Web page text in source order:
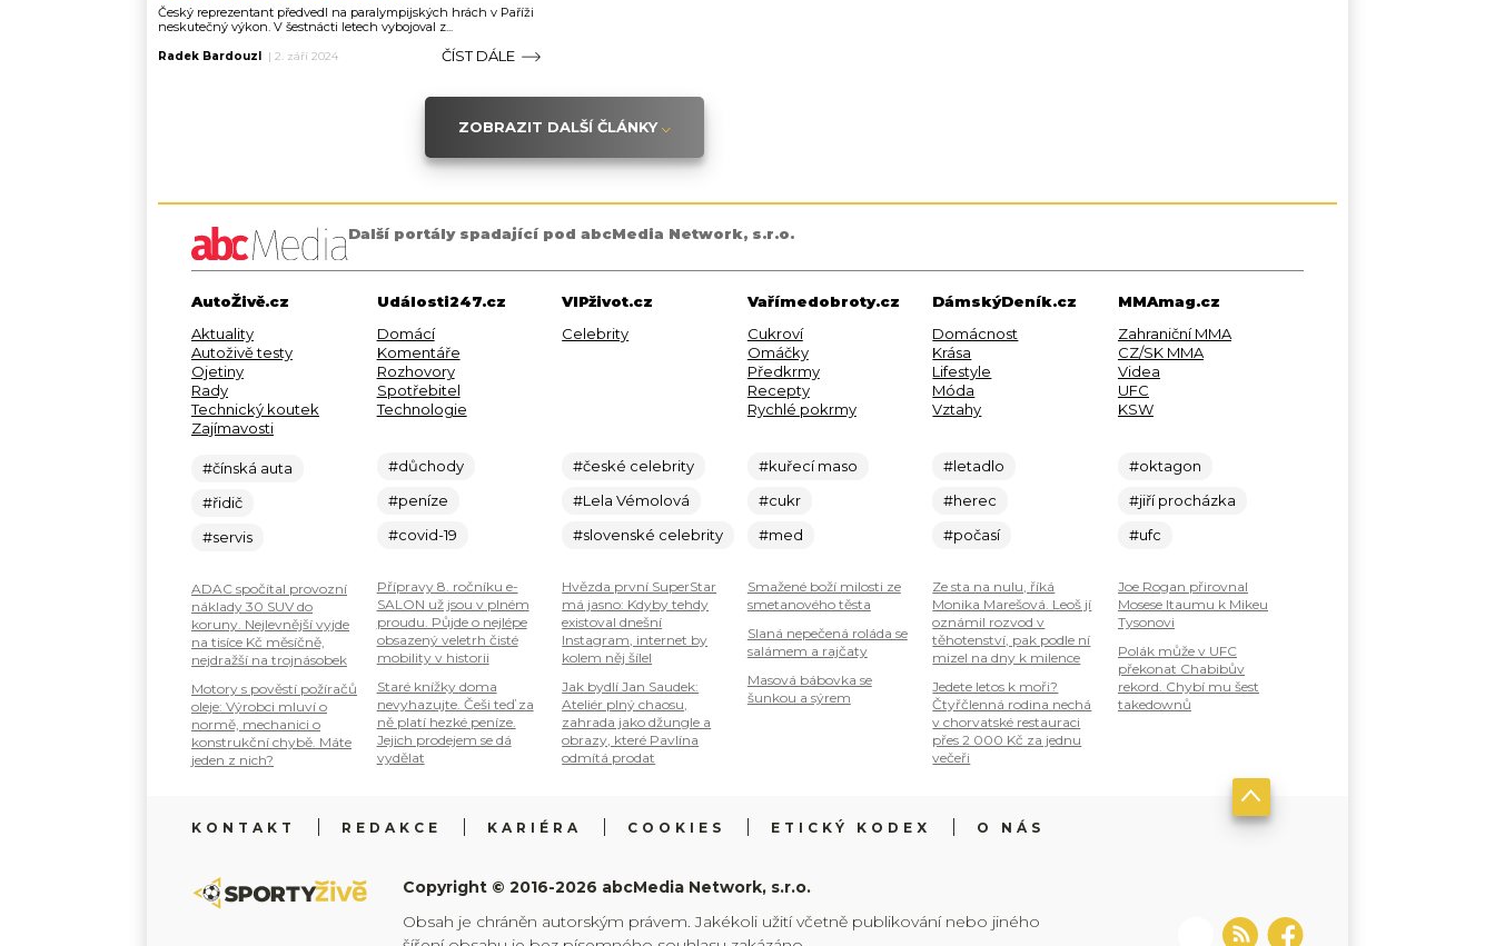
Český reprezentant předvedl na paralympijských hrách v Paříži
neskutečný výkon. V šestnácti letech vybojoval z...
Radek Bardouzl | 2. září 2024 ČÍST DÁLE
ZOBRAZIT DALŠÍ ČLÁNKY
Další portály spadající pod abcMedia Network, s.r.o.
AutoŽivě.cz
Aktuality
Autoživě testy
Ojetiny
Rady
Technický koutek
Zajímavosti
#čínská auta
#řidič
#servis
ADAC spočítal provozní
náklady 30 SUV do
koruny. Nejlevnější vyjde
na tisíce Kč měsíčně,
nejdražší na trojnásobek
Motory s pověstí požíračů
oleje: Výrobci mluví o
normě, mechanici o
konstrukční chybě. Máte
jeden z nich?
Události247.cz
Domácí
Komentáře
Rozhovory
Spotřebitel
Technologie
#důchody
#peníze
#covid-19
Přípravy 8. ročníku e-
SALON už jsou v plném
proudu. Půjde o nejlépe
obsazený veletrh čisté
mobility v historii
Staré knížky doma
nevyhazujte. Češi teď za
ně platí hezké peníze.
Jejich prodejem se dá
vydělat
VIPživot.cz
Celebrity
#české celebrity
#Lela Vémolová
#slovenské celebrity
Hvězda první SuperStar
má jasno: Kdyby tehdy
existoval dnešní
Instagram, internet by
kolem něj šílel
Jak bydlí Jan Saudek:
Ateliér plný chaosu,
zahrada jako džungle a
obrazy, které Pavlína
odmítá prodat
Vařímedobroty.cz
Cukroví
Omáčky
Předkrmy
Recepty
Rychlé pokrmy
#kuřecí maso
#cukr
#med
Smažené boží milosti ze
smetanového těsta
Slaná nepečená roláda se
salámem a rajčaty
Masová bábovka se
šunkou a sýrem
DámskýDeník.cz
Domácnost
Krása
Lifestyle
Móda
Vztahy
#letadlo
#herec
#počasí
Ze sta na nulu, říká
Monika Marešová. Leoš jí
oznámil rozvod v
těhotenství, pak podle ní
mizel na dny k milence
Jedete letos k moři?
Čtyřčlenná rodina nechá
v chorvatské restauraci
přes 2 000 Kč za jednu
večeři
MMAmag.cz
Zahraniční MMA
CZ/SK MMA
Videa
UFC
KSW
#oktagon
#jiří procházka
#ufc
Joe Rogan přirovnal
Mosese Itaumu k Mikeu
Tysonovi
Polák může v UFC
překonat Chabibův
rekord. Chybí mu šest
takedownů
KONTAKT REDAKCE KARIÉRA COOKIES ETICKÝ KODEX O NÁS
Copyright © 2016-2026 abcMedia Network, s.r.o.
Obsah je chráněn autorským právem. Jakékoli užití včetně publikování nebo jiného